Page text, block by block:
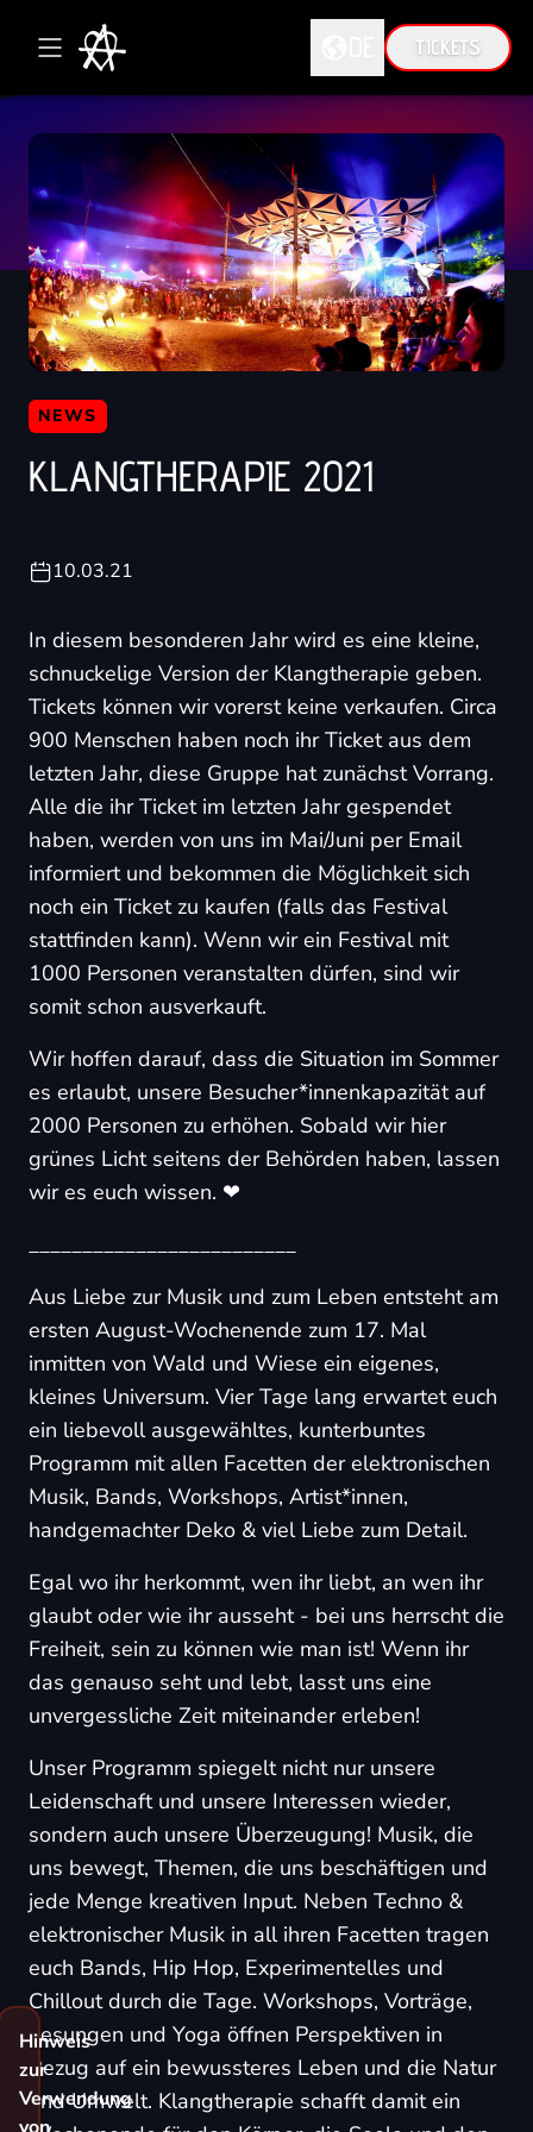
TICKETS
NEWS
KLANGTHERAPIE 2021
10.03.21
In diesem besonderen Jahr wird es eine kleine,
schnuckelige Version der Klangtherapie geben.
Tickets können wir vorerst keine verkaufen. Circa
900 Menschen haben noch ihr Ticket aus dem
letzten Jahr, diese Gruppe hat zunächst Vorrang.
Alle die ihr Ticket im letzten Jahr gespendet
haben, werden von uns im Mai/Juni per Email
informiert und bekommen die Möglichkeit sich
noch ein Ticket zu kaufen (falls das Festival
stattfinden kann). Wenn wir ein Festival mit
1000 Personen veranstalten dürfen, sind wir
somit schon ausverkauft.
Wir hoffen darauf, dass die Situation im Sommer
es erlaubt, unsere Besucher*innenkapazität auf
2000 Personen zu erhöhen. Sobald wir hier
grünes Licht seitens der Behörden haben, lassen
wir es euch wissen. ❤
_________________________
Aus Liebe zur Musik und zum Leben entsteht am
ersten August-Wochenende zum 17. Mal
inmitten von Wald und Wiese ein eigenes,
kleines Universum. Vier Tage lang erwartet euch
ein liebevoll ausgewähltes, kunterbuntes
Programm mit allen Facetten der elektronischen
Musik, Bands, Workshops, Artist*innen,
handgemachter Deko & viel Liebe zum Detail.
Egal wo ihr herkommt, wen ihr liebt, an wen ihr
glaubt oder wie ihr ausseht - bei uns herrscht die
Freiheit, sein zu können wie man ist! Wenn ihr
das genauso seht und lebt, lasst uns eine
unvergessliche Zeit miteinander erleben!
Unser Programm spiegelt nicht nur unsere
Leidenschaft und unsere Interessen wieder,
sondern auch unsere Überzeugung! Musik, die
uns bewegt, Themen, die uns beschäftigen und
jede Menge kreativen Input. Neben Techno &
elektronischer Musik in all ihren Facetten tragen
euch Bands, Hip Hop, Experimentelles und
Chillout durch die Tage. Workshops, Vorträge,
Lesungen und Yoga öffnen Perspektiven in
Bezug auf ein bewussteres Leben und die Natur
und Umwelt. Klangtherapie schafft damit ein
Hinweis
zur
Verwendung